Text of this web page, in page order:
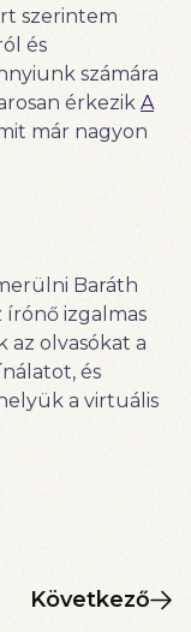
szerintem
és
számára
érkezik A
már nagyon
Baráth
írónő izgalmas
az olvasókat a
és
a virtuális
Következő